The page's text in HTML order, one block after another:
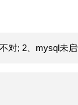
对; 2、mysql未启